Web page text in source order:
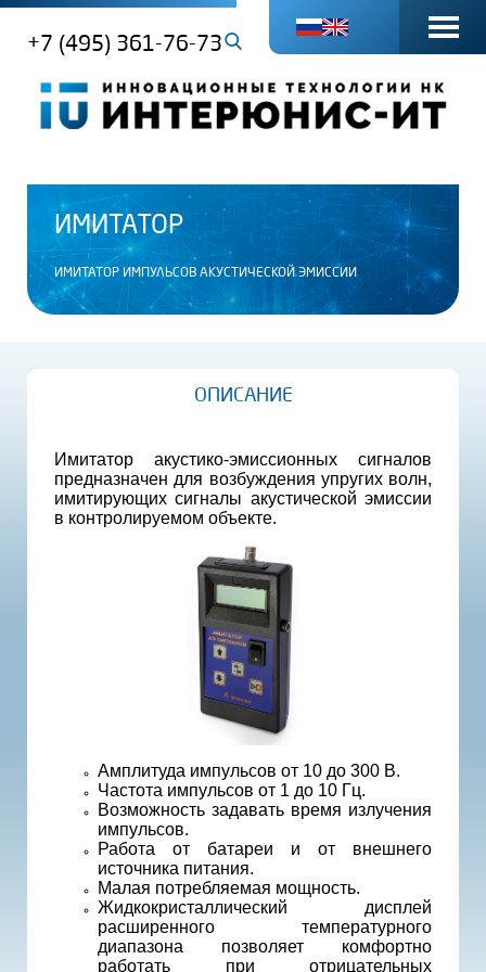
+7 (495) 361-76-73
ИМИТАТОР
ИМИТАТОР ИМПУЛЬСОВ АКУСТИЧЕСКОЙ ЭМИССИИ
ОПИСАНИЕ
Имитатор акустико-эмиссионных сигналов
предназначен для возбуждения упругих волн,
имитирующих сигналы акустической эмиссии
в контролируемом объекте.
Амплитуда импульсов от 10 до 300 В.
Частота импульсов от 1 до 10 Гц.
Возможность задавать время излучения
импульсов.
Работа от батареи и от внешнего
источника питания.
Малая потребляемая мощность.
Жидкокристаллический дисплей
расширенного температурного
диапазона позволяет комфортно
работать при отрицательных